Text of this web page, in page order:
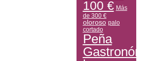
100 € Más
de 300 €
oloroso palo
cortado
Peña
Gastronómica